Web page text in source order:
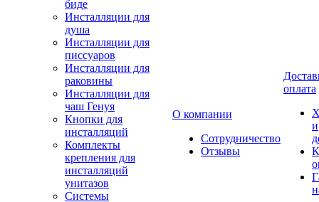
биде
Инсталляции для
душа
Инсталляции для
писсуаров
Инсталляции для
раковины
Инсталляции для
чаш Генуя
Кнопки для
инсталляций
Комплекты
крепления для
инсталляций
унитазов
Системы
О компании
Сотрудничество
Отзывы
оплата
и